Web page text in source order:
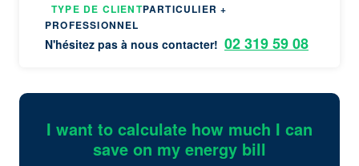
TYPE DE CLIENTPARTICULIER +
PROFESSIONNEL
N'hésitez pas à nous contacter! 02 319 59 08
I want to calculate how much I can
save on my energy bill